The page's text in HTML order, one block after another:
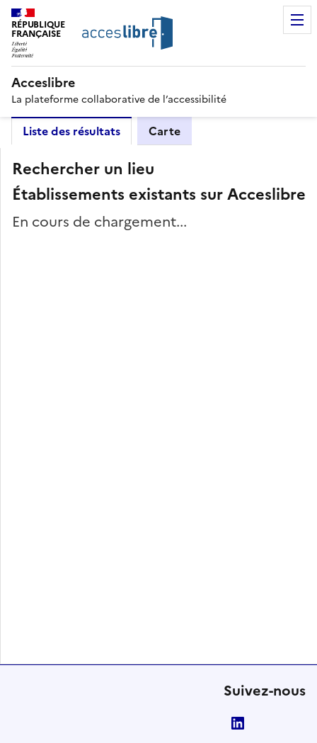
RÉPUBLIQUE
FRANÇAISE
Acceslibre
La plateforme collaborative de l’accessibilité
Liste des résultats Carte
Rechercher un lieu
Établissements existants sur Acceslibre
En cours de chargement...
Suivez-nous